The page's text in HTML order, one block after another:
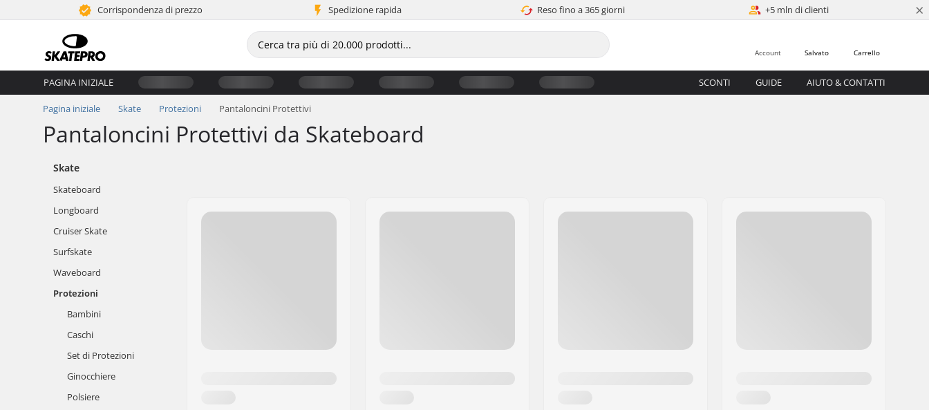
Corrispondenza di prezzo Spedizione rapida Reso fino a 365 giorni +5 mln di clienti ×
Carrello
Salvato
Account
PAGINA INIZIALE SCONTI GUIDE AIUTO & CONTATTI
Pagina iniziale Skate Protezioni Pantaloncini Protettivi
Pantaloncini Protettivi da Skateboard
Skate
Skateboard
Longboard
Cruiser Skate
Surfskate
Waveboard
Protezioni
Bambini
Caschi
Set di Protezioni
Ginocchiere
Polsiere